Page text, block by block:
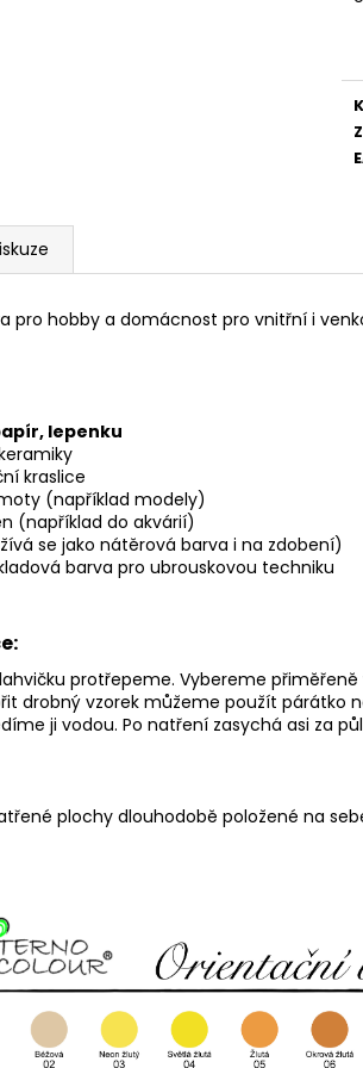
pro hobby a domácnost pro vnitřní i
lepenku
kraslice
(například modely)
(například do akvárií)
se jako nátěrová barva i na zdobení)
barva pro ubrouskovou techniku
protřepeme. Vybereme
drobný vzorek můžeme použít párátko
ji vodou. Po natření zasychá asi za
plochy dlouhodobě položené na